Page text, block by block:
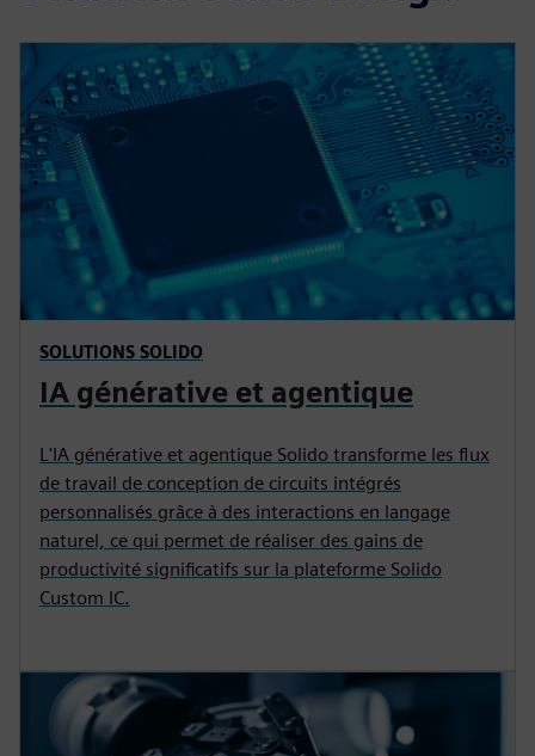
SOLUTIONS SOLIDO
IA générative et agentique
L'IA générative et agentique Solido transforme les flux
de travail de conception de circuits intégrés
personnalisés grâce à des interactions en langage
naturel, ce qui permet de réaliser des gains de
productivité significatifs sur la plateforme Solido
Custom IC.